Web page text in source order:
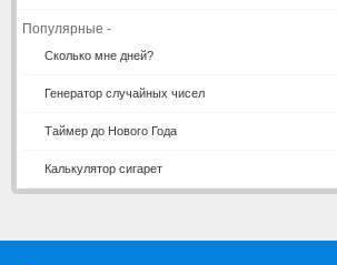
Популярные -
Сколько мне дней?
Генератор случайных чисел
Таймер до Нового Года
Калькулятор сигарет